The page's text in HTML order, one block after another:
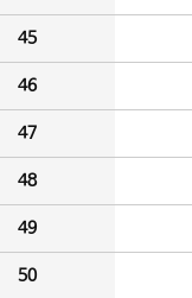
45
46
47
48
49
50